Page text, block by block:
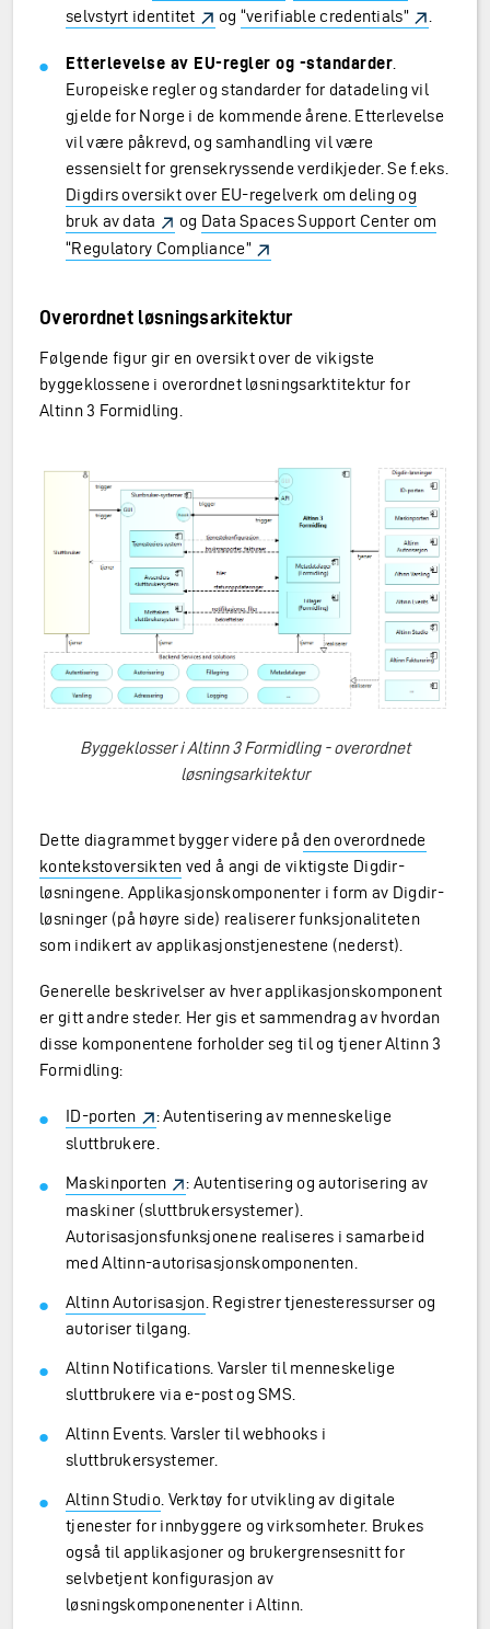
selvstyrt identitet
og “verifiable credentials”
Etterlevelse av EU-regler og -standarder
Europeiske regler og standarder for datadeling vil
gjelde for Norge i de kommende årene. Etterlevelse
vil være påkrevd, og samhandling vil være
essensielt for grensekryssende verdikjeder. Se f.eks.
Digdirs oversikt over EU-regelverk om deling og
bruk av data
og Data Spaces Support Center om
“Regulatory Compliance”
Overordnet løsningsarkitektur
Følgende figur gir en oversikt over de vikigste
byggeklossene i overordnet løsningsarktitektur for
Altinn 3 Formidling.
Byggeklosser i Altinn 3 Formidling - overordnet
løsningsarkitektur
Dette diagrammet bygger videre på den overordnede
kontekstoversikten ved å angi de viktigste Digdir-
løsningene. Applikasjonskomponenter i form av Digdir-
løsninger (på høyre side) realiserer funksjonaliteten
som indikert av applikasjonstjenestene (nederst).
Generelle beskrivelser av hver applikasjonskomponent
er gitt andre steder. Her gis et sammendrag av hvordan
disse komponentene forholder seg til og tjener Altinn 3
Formidling:
ID-porten
: Autentisering av menneskelige
sluttbrukere.
Maskinporten
: Autentisering og autorisering av
maskiner (sluttbrukersystemer).
Autorisasjonsfunksjonene realiseres i samarbeid
med Altinn-autorisasjonskomponenten.
Altinn Autorisasjon . Registrer tjenesteressurser og
autoriser tilgang.
Altinn Notifications. Varsler til menneskelige
sluttbrukere via e-post og SMS.
Altinn Events. Varsler til webhooks i
sluttbrukersystemer.
Altinn Studio. Verktøy for utvikling av digitale
tjenester for innbyggere og virksomheter. Brukes
også til applikasjoner og brukergrensesnitt for
selvbetjent konfigurasjon av
løsningskomponenenter i Altinn.